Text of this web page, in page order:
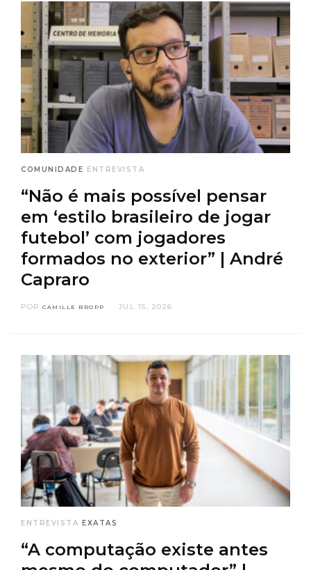
COMUNIDADE ENTREVISTA
“Não é mais possível pensar
em ‘estilo brasileiro de jogar
futebol’ com jogadores
formados no exterior” | André
Capraro
POR CAMILLE BROPP JUL 15, 2026
ENTREVISTA EXATAS
“A computação existe antes